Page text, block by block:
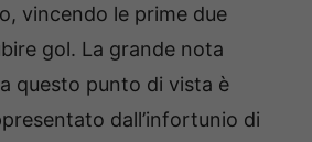
vincendo le prime due
gol. La grande nota
questo punto di vista è
dall’infortunio di